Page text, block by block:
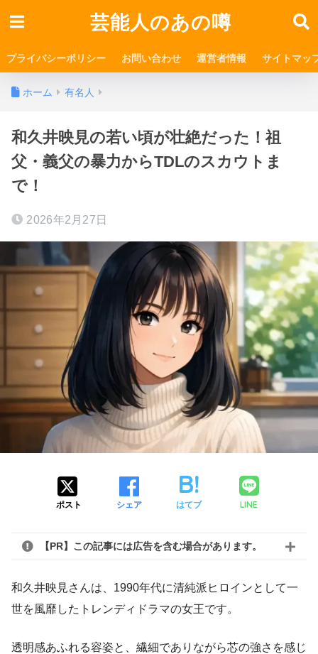
芸能人のあの噂
プライバシーポリシー お問い合わせ 運営者情報 サイトマッ
ホーム 有名人
和久井映見の若い頃が壮絶だった！祖
父・義父の暴力からTDLのスカウトま
で！
2026年2月27日
ポスト シェア はてブ LINE
【PR】この記事には広告を含む場合があります。
和久井映見さんは、1990年代に清純派ヒロインとして一
世を風靡したトレンディドラマの女王です。
透明感あふれる容姿と、繊細でありながら芯の強さを感じ